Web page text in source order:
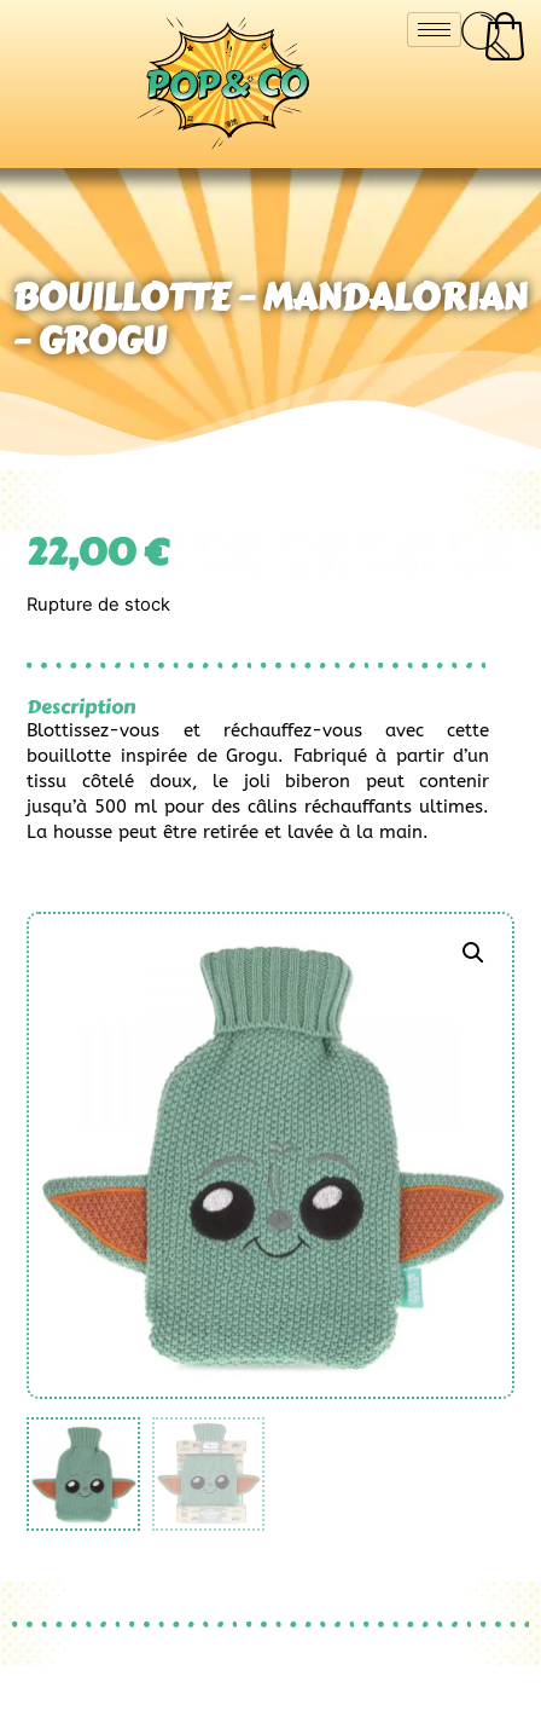
BOUILLOTTE – MANDALORIAN
– GROGU
22,00€
Rupture de stock
Description
Blottissez-vous et réchauffez-vous avec cette
bouillotte inspirée de Grogu. Fabriqué à partir d’un
tissu côtelé doux, le joli biberon peut contenir
jusqu’à 500 ml pour des câlins réchauffants ultimes.
La housse peut être retirée et lavée à la main.